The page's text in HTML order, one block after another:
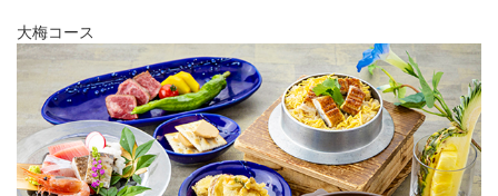
大梅コース